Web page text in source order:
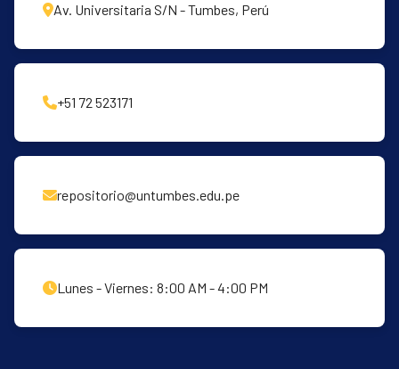
Av. Universitaria S/N - Tumbes, Perú
+51 72 523171
repositorio@untumbes.edu.pe
Lunes - Viernes: 8:00 AM - 4:00 PM